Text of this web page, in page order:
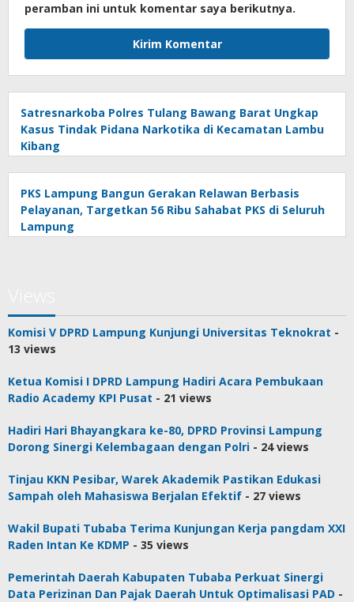
peramban ini untuk komentar saya berikutnya.
Satresnarkoba Polres Tulang Bawang Barat Ungkap
Kasus Tindak Pidana Narkotika di Kecamatan Lambu
Kibang
PKS Lampung Bangun Gerakan Relawan Berbasis
Pelayanan, Targetkan 56 Ribu Sahabat PKS di Seluruh
Lampung
Komisi V DPRD Lampung Kunjungi Universitas Teknokrat -
13 views
Ketua Komisi I DPRD Lampung Hadiri Acara Pembukaan
Radio Academy KPI Pusat - 21 views
Hadiri Hari Bhayangkara ke-80, DPRD Provinsi Lampung
Dorong Sinergi Kelembagaan dengan Polri - 24 views
Tinjau KKN Pesibar, Warek Akademik Pastikan Edukasi
Sampah oleh Mahasiswa Berjalan Efektif - 27 views
Wakil Bupati Tubaba Terima Kunjungan Kerja pangdam XXI
Raden Intan Ke KDMP - 35 views
Pemerintah Daerah Kabupaten Tubaba Perkuat Sinergi
Data Perizinan Dan Pajak Daerah Untuk Optimalisasi PAD -